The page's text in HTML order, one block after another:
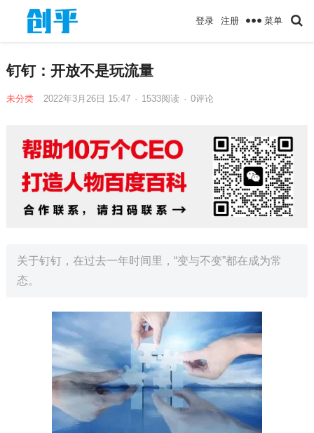
登录 注册 菜单
钉钉：开放不是玩流量
未分类 2022年3月26日 15:47 · 1533阅读 · 0评论
关于钉钉，在过去一年时间里，“变与不变”都在成为常
态。